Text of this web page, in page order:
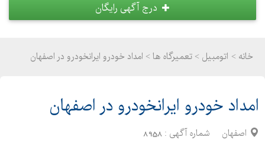
درج آگهی رایگان
خانه > اتومبیل > تعمیرگاه ها > امداد خودرو ایرانخودرو در اصفهان
امداد خودرو ایرانخودرو در اصفهان
اصفهان شماره آگهی : 8958